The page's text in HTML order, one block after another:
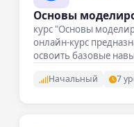
Основы
курс "Основы
онлайн-курс
освоить базовые
Начальный 7